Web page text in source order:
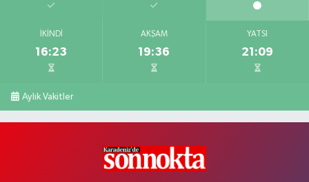
İKINDI
16:23
AKŞAM
19:36
YATSI
21:09
Aylık Vakitler